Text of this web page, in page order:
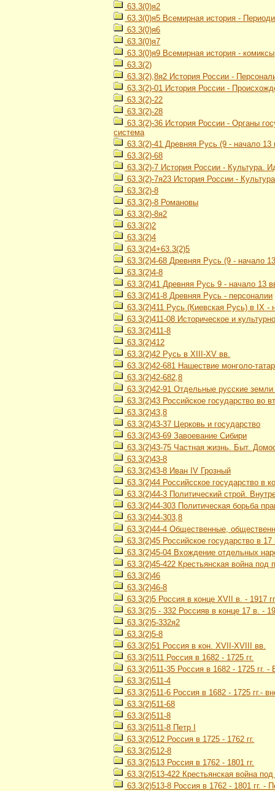
63.3(0)я2
63.3(0)я5 Всемирная история -
63.3(0)я6
63.3(0)я7
63.3(0)я9 Всемирная история - комиксы
63.3(2)
63.3(2),8я2 История России -
63.3(2)-01 История России -
63.3(2)-22
63.3(2)-28
63.3(2)-36 История России - Органы
система
63.3(2)-41 Древняя Русь (9 - начало 13
63.3(2)-68
63.3(2)-7 История России - Культура.
63.3(2)-7я23 История России -
63.3(2)-8
63.3(2)-8 Романовы
63.3(2)-8я2
63.3(2)2
63.3(2)4
63.3(2)4+63.3(2)5
63.3(2)4-68 Древняя Русь (9 - начало
63.3(2)4-8
63.3(2)41 Древняя Русь 9 - начало 13
63.3(2)41-8 Древняя Русь - персоналии
63.3(2)411 Русь (Киевская Русь) в IX -
63.3(2)411-08 Историческое и
63.3(2)411-8
63.3(2)412
63.3(2)42 Русь в XIII-XV вв.
63.3(2)42-681 Нашествие монголо-татар
63.3(2)42-682,8
63.3(2)42-91 Отдельные русские
63.3(2)43 Российское государство во
63.3(2)43,8
63.3(2)43-37 Церковь и государство
63.3(2)43-69 Завоевание Сибири
63.3(2)43-75 Частная жизнь. Быт.
63.3(2)43-8
63.3(2)43-8 Иван IV Грозный
63.3(2)44 Российсское государство в
63.3(2)44-3 Политический строй.
63.3(2)44-303 Политическая борьба
63.3(2)44-303,8
63.3(2)44-4 Общественные,
63.3(2)45 Российское государство в 17
63.3(2)45-04 Вхождение отдельных
63.3(2)45-422 Крестьянская война
63.3(2)46
63.3(2)46-8
63.3(2)5 Россия в конце XVII в. - 1917
63.3(2)5 - 332 Россияв в конце 17 в. -
63.3(2)5-332я2
63.3(2)5-8
63.3(2)51 Россия в кон. XVII-XVIII вв.
63.3(2)511 Россия в 1682 - 1725 гг.
63.3(2)511-35 Россия в 1682 - 1725 гг.
63.3(2)511-4
63.3(2)511-6 Россия в 1682 - 1725 гг.-
63.3(2)511-68
63.3(2)511-8
63.3(2)511-8 Петр I
63.3(2)512 Россия в 1725 - 1762 гг.
63.3(2)512-8
63.3(2)513 Россия в 1762 - 1801 гг.
63.3(2)513-422 Крестьянская война
63.3(2)513-8 Россия в 1762 - 1801 гг. -